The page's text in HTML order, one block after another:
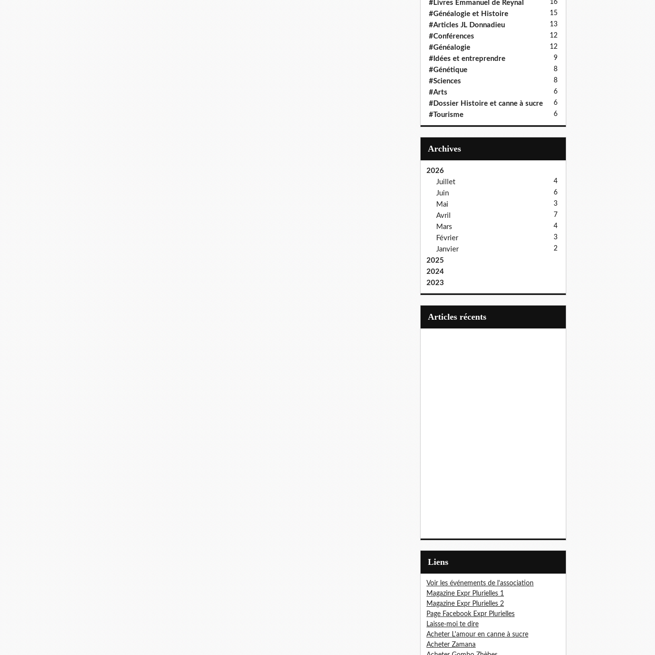
#Livres Emmanuel de Reynal 16
#Généalogie et Histoire 15
#Articles JL Donnadieu 13
#Conférences 12
#Généalogie 12
#Idées et entreprendre 9
#Génétique 8
#Sciences 8
#Arts 6
#Dossier Histoire et canne à sucre 6
#Tourisme 6
Archives
2026
Juillet
4
Juin 6
Mai 3
Avril 7
Mars 4
Février 3
Janvier 2
2025
2024
2023
articles récents
Liens
Voir les événements de l'association
Magazine Expr Plurielles 1
Magazine Expr Plurielles 2
Page Facebook Expr Plurielles
Laisse-moi te dire
Acheter L'amour en canne à sucre
Acheter Zamana